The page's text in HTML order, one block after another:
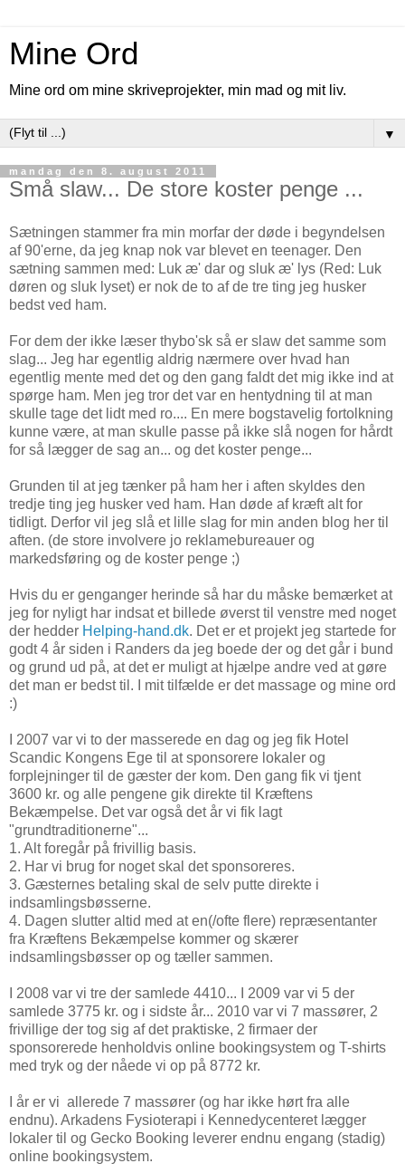
Mine Ord
Mine ord om mine skriveprojekter, min mad og mit liv.
▼
mandag den 8. august 2011
Små slaw... De store koster penge ...
Sætningen stammer fra min morfar der døde i begyndelsen
af 90'erne, da jeg knap nok var blevet en teenager. Den
sætning sammen med: Luk æ' dar og sluk æ' lys (Red: Luk
døren og sluk lyset) er nok de to af de tre ting jeg husker
bedst ved ham.
For dem der ikke læser thybo'sk så er slaw det samme som
slag... Jeg har egentlig aldrig nærmere over hvad han
egentlig mente med det og den gang faldt det mig ikke ind at
spørge ham. Men jeg tror det var en hentydning til at man
skulle tage det lidt med ro.... En mere bogstavelig fortolkning
kunne være, at man skulle passe på ikke slå nogen for hårdt
for så lægger de sag an... og det koster penge...
Grunden til at jeg tænker på ham her i aften skyldes den
tredje ting jeg husker ved ham. Han døde af kræft alt for
tidligt. Derfor vil jeg slå et lille slag for min anden blog her til
aften. (de store involvere jo reklamebureauer og
markedsføring og de koster penge ;)
Hvis du er genganger herinde så har du måske bemærket at
jeg for nyligt har indsat et billede øverst til venstre med noget
der hedder Helping-hand.dk. Det er et projekt jeg startede for
godt 4 år siden i Randers da jeg boede der og det går i bund
og grund ud på, at det er muligt at hjælpe andre ved at gøre
det man er bedst til. I mit tilfælde er det massage og mine ord
:)
I 2007 var vi to der masserede en dag og jeg fik Hotel
Scandic Kongens Ege til at sponsorere lokaler og
forplejninger til de gæster der kom. Den gang fik vi tjent
3600 kr. og alle pengene gik direkte til Kræftens
Bekæmpelse. Det var også det år vi fik lagt
"grundtraditionerne"...
1. Alt foregår på frivillig basis.
2. Har vi brug for noget skal det sponsoreres.
3. Gæsternes betaling skal de selv putte direkte i
indsamlingsbøsserne.
4. Dagen slutter altid med at en(/ofte flere) repræsentanter
fra Kræftens Bekæmpelse kommer og skærer
indsamlingsbøsser op og tæller sammen.
I 2008 var vi tre der samlede 4410... I 2009 var vi 5 der
samlede 3775 kr. og i sidste år... 2010 var vi 7 massører, 2
frivillige der tog sig af det praktiske, 2 firmaer der
sponsorerede henholdvis online bookingsystem og T-shirts
med tryk og der nåede vi op på 8772 kr.
I år er vi allerede 7 massører (og har ikke hørt fra alle
endnu). Arkadens Fysioterapi i Kennedycenteret lægger
lokaler til og Gecko Booking leverer endnu engang (stadig)
online bookingsystem.